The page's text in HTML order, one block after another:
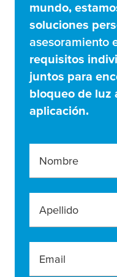
mundo,
soluciones
asesoramiento
requisitos
juntos para
bloqueo de luz
aplicación.
Nombre
Apellido
Email